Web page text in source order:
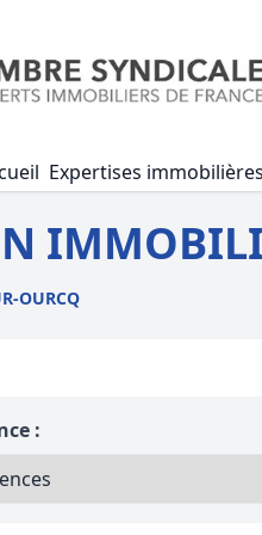
Expertises immobilières
OURCQ
: